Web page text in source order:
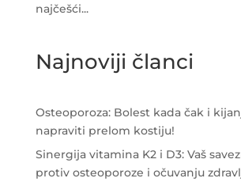
najčešći...
Najnoviji članci
Osteoporoza: Bolest kada čak i
napraviti prelom kostiju!
Sinergija vitamina K2 i D3: Vaš
protiv osteoporoze i očuvanju